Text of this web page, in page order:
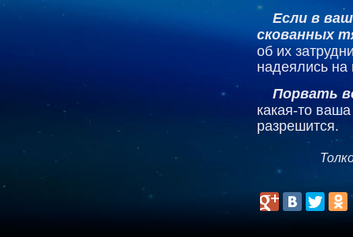
Если в
скованных
об их
надеялись
Порвать
какая-то
разрешится.